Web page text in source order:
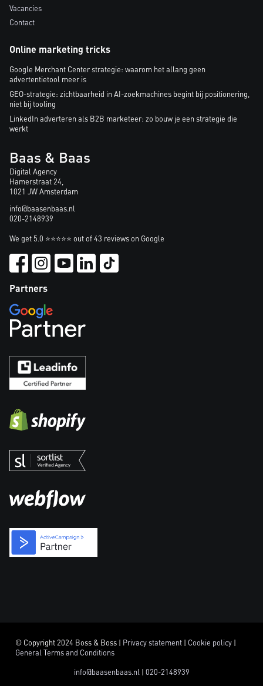
Vacancies
Contact
Online marketing tricks
Google Merchant Center strategie: waarom het allang geen
advertentietool meer is
GEO-strategie: zichtbaarheid in AI-zoekmachines begint bij positionering,
niet bij tooling
LinkedIn adverteren als B2B marketeer: zo bouw je een strategie die
werkt
Baas & Baas
Digital Agency
Hamerstraat 24,
1021 JW Amsterdam
info@baasenbaas.nl
020-2148939
We get 5.0 ⭐⭐⭐⭐⭐ out of 43 reviews on Google
Partners
© Copyright 2024 Boss & Boss | Privacy statement | Cookie policy |
General Terms and Conditions
info@baasenbaas.nl | 020-2148939